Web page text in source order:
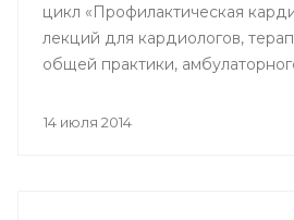
цикл «Профилактическая
лекций для кардиологов,
общей практики,
университетской клиники
14 июля 2014